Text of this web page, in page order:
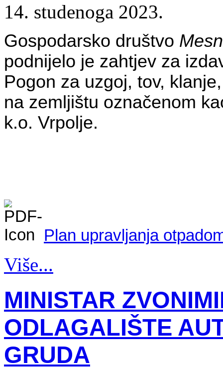
14. studenoga 2023.
Gospodarsko društvo
podnijelo je zahtjev za
Pogon za uzgoj, tov,
na zemljištu označenom
k.o. Vrpolje.
Plan upravljanja
Više...
MINISTAR
ODLAGALIŠTE
GRUDA